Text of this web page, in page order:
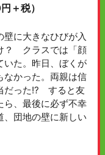
＋税）
に大きなひびが入
？ クラスでは「顔
いた。昨日、ぼくが
なかった。両親は信
だった!? すると友
ら、最後に必ず不幸
、団地の壁に新しい